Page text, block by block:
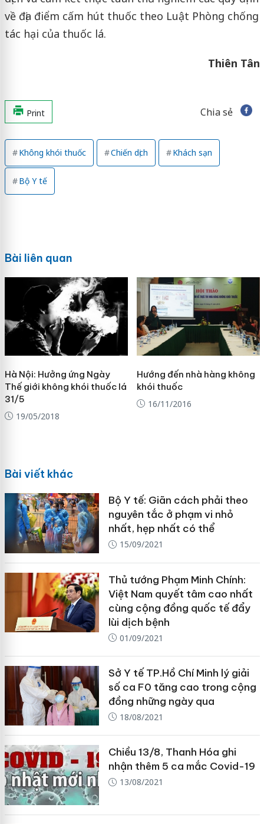
về địa điểm cấm hút thuốc theo Luật Phòng chống
tác hại của thuốc lá.
Thiên Tân
Print Chia sẻ
Không khói thuốc Chiến dịch Khách sạn
Bộ Y tế
Bài liên quan
Hà Nội: Hưởng ứng Ngày
Thế giới không khói thuốc lá
31/5
19/05/2018
Hướng đến nhà hàng không
khói thuốc
16/11/2016
Bài viết khác
Bộ Y tế: Giãn cách phải theo
nguyên tắc ở phạm vi nhỏ
nhất, hẹp nhất có thể
15/09/2021
Thủ tướng Phạm Minh Chính:
Việt Nam quyết tâm cao nhất
cùng cộng đồng quốc tế đẩy
lùi dịch bệnh
01/09/2021
Sở Y tế TP.Hồ Chí Minh lý giải
số ca F0 tăng cao trong cộng
đồng những ngày qua
18/08/2021
Chiều 13/8, Thanh Hóa ghi
nhận thêm 5 ca mắc Covid-19
13/08/2021